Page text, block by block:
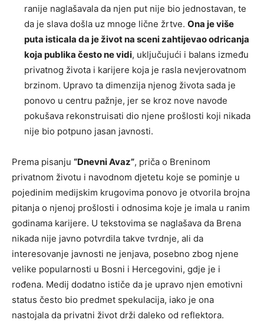
ranije naglašavala da njen put nije bio jednostavan, te
da je slava došla uz mnoge lične žrtve. Ona je više
puta isticala da je život na sceni zahtijevao odricanja
koja publika često ne vidi, uključujući i balans između
privatnog života i karijere koja je rasla nevjerovatnom
brzinom. Upravo ta dimenzija njenog života sada je
ponovo u centru pažnje, jer se kroz nove navode
pokušava rekonstruisati dio njene prošlosti koji nikada
nije bio potpuno jasan javnosti.
Prema pisanju “Dnevni Avaz”, priča o Breninom
privatnom životu i navodnom djetetu koje se pominje u
pojedinim medijskim krugovima ponovo je otvorila brojna
pitanja o njenoj prošlosti i odnosima koje je imala u ranim
godinama karijere. U tekstovima se naglašava da Brena
nikada nije javno potvrdila takve tvrdnje, ali da
interesovanje javnosti ne jenjava, posebno zbog njene
velike popularnosti u Bosni i Hercegovini, gdje je i
rođena. Medij dodatno ističe da je upravo njen emotivni
status često bio predmet spekulacija, iako je ona
nastojala da privatni život drži daleko od reflektora.